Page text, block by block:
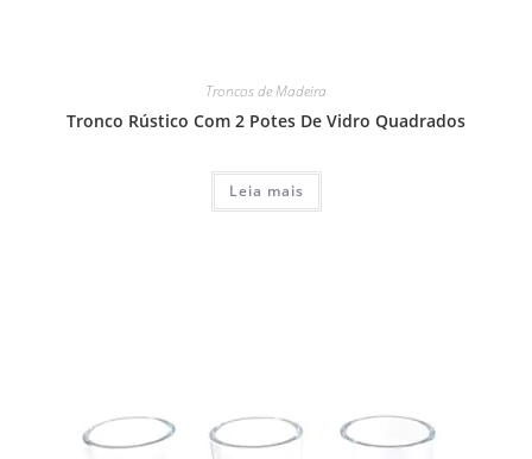
Troncos de Madeira
Tronco Rústico Com 2 Potes De Vidro Quadrados
Leia mais